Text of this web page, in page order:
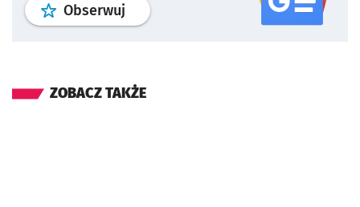
Obserwuj profil serwisu
ZOBACZ TAKŻE